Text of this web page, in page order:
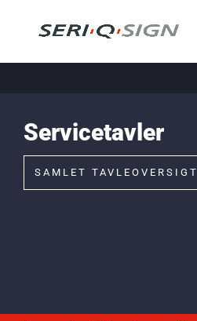
Servicetavler
SAMLET TAVLEOVERSIGT